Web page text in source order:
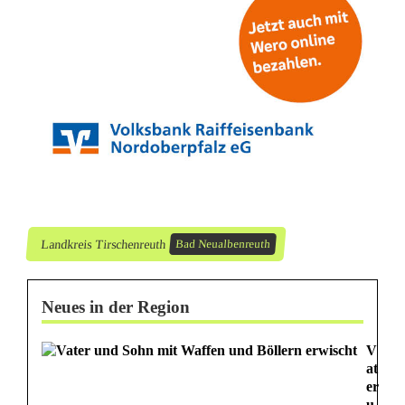
g
e
Landkreis Tirschenreuth Bad Neualbenreuth
Neues in der Region
V
at
er